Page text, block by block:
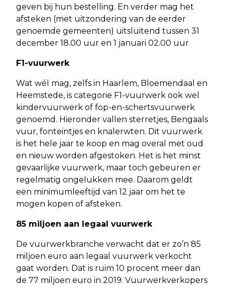
geven bij hun bestelling. En verder mag het
afsteken (met uitzondering van de eerder
genoemde gemeenten) uitsluitend tussen 31
december 18.00 uur en 1 januari 02.00 uur
F1-vuurwerk
Wat wél mag, zelfs in Haarlem, Bloemendaal en
Heemstede, is categorie F1-vuurwerk ook wel
kindervuurwerk of fop-en-schertsvuurwerk
genoemd. Hieronder vallen sterretjes, Bengaals
vuur, fonteintjes en knalerwten. Dit vuurwerk
is het hele jaar te koop en mag overal met oud
en nieuw worden afgestoken. Het is het minst
gevaarlijke vuurwerk, maar toch gebeuren er
regelmatig ongelukken mee. Daarom geldt
een minimumleeftijd van 12 jaar om het te
mogen kopen of afsteken.
85 miljoen aan legaal vuurwerk
De vuurwerkbranche verwacht dat er zo’n 85
miljoen euro aan legaal vuurwerk verkocht
gaat worden. Dat is ruim 10 procent meer dan
de 77 miljoen euro in 2019. Vuurwerkverkopers